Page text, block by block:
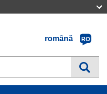
română
RO